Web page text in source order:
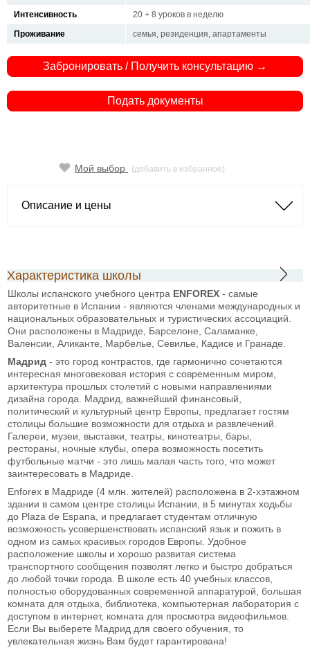
Интенсивность
20 + 8 уроков в неделю
Проживание
семья, резиденция, апартаменты
Забронировать / Получить консультацию →
Подать документы
Мой выбор (добавить в избранное)
Описание и цены
Характеристика школы
Школы испанского учебного центра ENFOREX - самые
авторитетные в Испании - являются членами международных и
национальных образовательных и туристических ассоциаций.
Они расположены в Мадриде, Барселоне, Саламанке,
Валенсии, Аликанте, Марбелье, Севилье, Кадисе и Гранаде.
Мадрид - это город контрастов, где гармонично сочетаются
интересная многовековая история с современным миром,
архитектура прошлых столетий с новыми направлениями
дизайна города. Мадрид, важнейший финансовый,
политический и культурный центр Европы, предлагает гостям
столицы большие возможности для отдыха и развлечений.
Галереи, музеи, выставки, театры, кинотеатры, бары,
рестораны, ночные клубы, опера возможность посетить
футбольные матчи - это лишь малая часть того, что может
заинтересовать в Мадриде.
Enforex в Мадриде (4 млн. жителей) расположена в 2-хэтажном
здании в самом центре столицы Испании, в 5 минутах ходьбы
до Plaza de Espana, и предлагает студентам отличную
возможность усовершенствовать испанский язык и пожить в
одном из самых красивых городов Европы. Удобное
расположение школы и хорошо развитая система
транспортного сообщения позволят легко и быстро добраться
до любой точки города. В школе есть 40 учебных классов,
полностью оборудованных современной аппаратурой, большая
комната для отдыха, библиотека, компьютерная лаборатория с
доступом в интернет, комната для просмотра видеофильмов.
Если Вы выберете Мадрид для своего обучения, то
увлекательная жизнь Вам будет гарантирована!